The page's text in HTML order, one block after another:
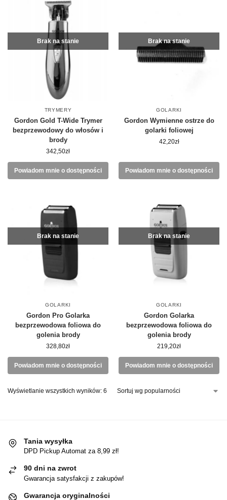
Brak na stanie
TRYMERY
Gordon Gold T-Wide Trymer
bezprzewodowy do włosów i
brody
342,50zł
Powiadom mnie o dostępności
Brak na stanie
GOLARKI
Gordon Wymienne ostrze do
golarki foliowej
42,20zł
Powiadom mnie o dostępności
Brak na stanie
GOLARKI
Gordon Pro Golarka
bezprzewodowa foliowa do
golenia brody
328,80zł
Powiadom mnie o dostępności
Brak na stanie
GOLARKI
Gordon Golarka
bezprzewodowa foliowa do
golenia brody
219,20zł
Powiadom mnie o dostępności
Wyświetlanie wszystkich wyników: 6
Tania wysyłka
DPD Pickup Automat za 8,99 zł!
90 dni na zwrot
Gwarancja satysfakcji z zakupów!
Gwarancja oryginalności